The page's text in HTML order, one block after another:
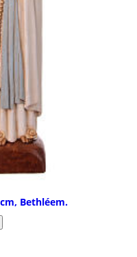
Bethléem.